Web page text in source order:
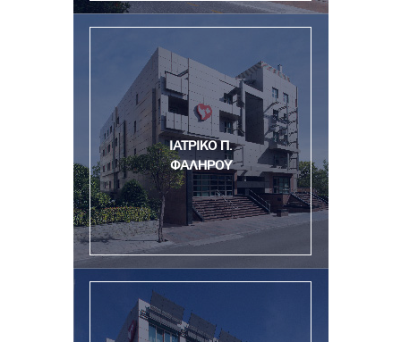
ΙΑΤΡΙΚΟ Π.
ΦΑΛΗΡΟΥ